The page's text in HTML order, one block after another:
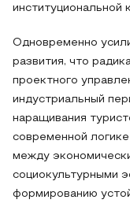
институциональной
Одновременно
развития, что
проектного
индустриальный
наращивания
современной
между
социокультурными
формированию